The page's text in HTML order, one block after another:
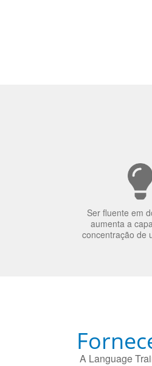
Ser fluente em
aumenta a
concentração de
A Language